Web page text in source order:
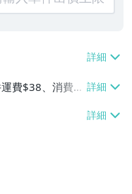
費$38、消費滿
付款【單件運
】、面交/自
掛號【單件運
】